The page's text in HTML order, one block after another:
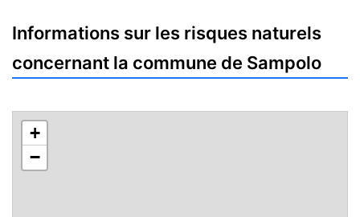
Informations sur les risques naturels
concernant la commune de Sampolo
+
−